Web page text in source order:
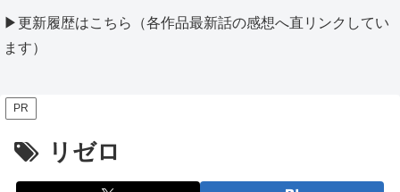
▶更新履歴はこちら（各作品最新話の感想へ直リンクしてい
ます）
PR
リゼロ